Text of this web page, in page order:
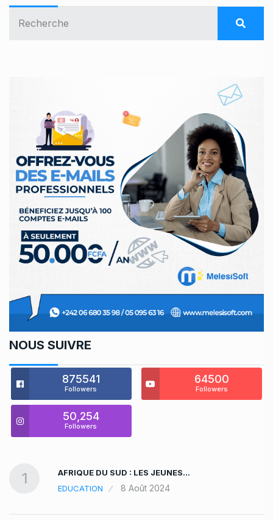
NOUS SUIVRE
875541
Followers
64500
Followers
50,254
Followers
1
AFRIQUE DU SUD : LES JEUNES…
EDUCATION
8 Août 2024